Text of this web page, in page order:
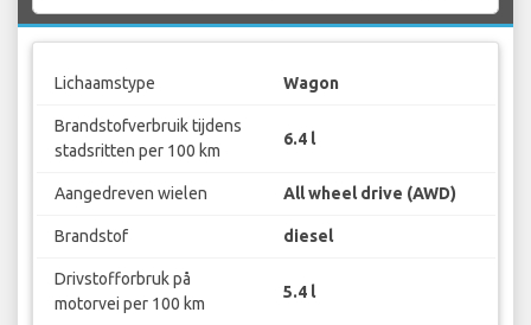
Lichaamstype Wagon
Brandstofverbruik tijdens
stadsritten per 100 km
6.4 l
Aangedreven wielen All wheel drive (AWD)
Brandstof diesel
Drivstofforbruk på
motorvei per 100 km
5.4 l